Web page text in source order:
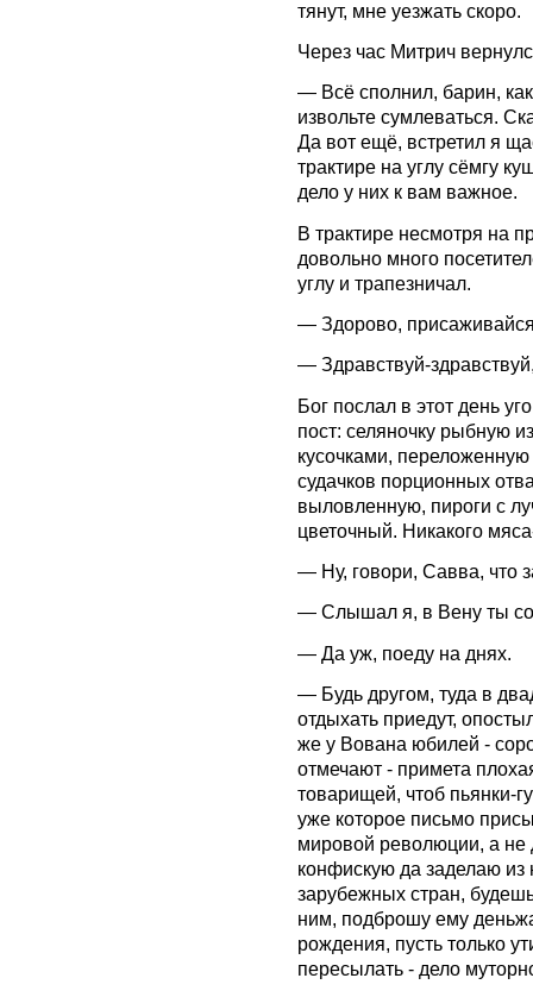
тянут, мне уезжать скоро.
Через час Митрич
— Всё сполнил, барин,
извольте сумлеваться.
Да вот ещё, встретил я
трактире на углу сёмгу
дело у них к вам важное.
В трактире несмотря на
довольно много
углу и трапезничал.
— Здорово,
— Здравствуй-
Бог послал в этот день
пост: селяночку рыбную
кусочками,
судачков порционных
выловленную, пироги с
цветочный. Никакого
— Ну, говори, Савва, что
— Слышал я, в Вену ты
— Да уж, поеду на днях.
— Будь другом, туда в
отдыхать приедут,
же у Вована юбилей -
отмечают - примета
товарищей, чтоб пьянки-
уже которое письмо
мировой революции, а не
конфискую да заделаю
зарубежных стран,
ним, подброшу ему
рождения, пусть только
пересылать - дело